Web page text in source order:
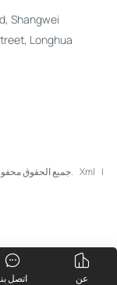
Shangwei
Longhua
© Shenzhen Meihe Induction Technology Co. Ltd. جميع الحقوق محفوظة. Xml |
عن اتصل